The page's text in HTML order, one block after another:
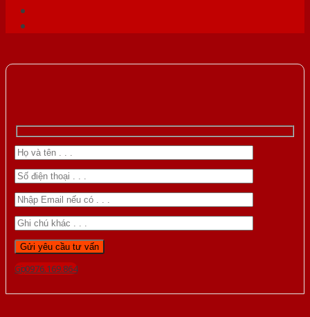
Gọi 0976.169.864